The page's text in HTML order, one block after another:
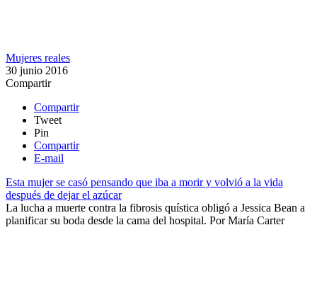
Mujeres reales
30 junio 2016
Compartir
Compartir
Tweet
Pin
Compartir
E-mail
Esta mujer se casó pensando que iba a morir y volvió a la vida
después de dejar el azúcar
La lucha a muerte contra la fibrosis quística obligó a Jessica Bean a
planificar su boda desde la cama del hospital. PorMaría Carter